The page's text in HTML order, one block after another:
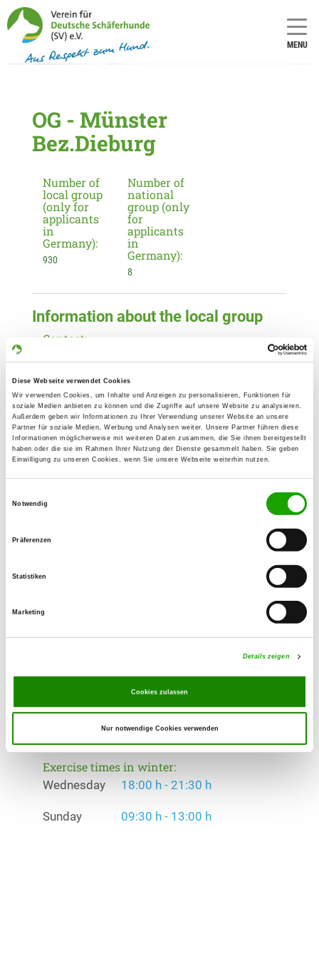
Diese Webseite verwendet Cookies
Wir verwenden Cookies, um Inhalte und Anzeigen zu personalisieren, Funktionen für
soziale Medien anbieten zu können und die Zugriffe auf unsere Website zu analysieren.
Außerdem geben wir Informationen zu Ihrer Verwendung unserer Website an unsere
Partner für soziale Medien, Werbung und Analysen weiter. Unsere Partner führen diese
Informationen möglicherweise mit weiteren Daten zusammen, die Sie ihnen bereitgestellt
haben oder die sie im Rahmen Ihrer Nutzung der Dienste gesammelt haben. Sie geben
Einwilligung zu unseren Cookies, wenn Sie unsere Webseite weiterhin nutzen.
Notwendig
Präferenzen
Statistiken
Marketing
Details zeigen
Cookies zulassen
Nur notwendige Cookies verwenden
MENU
OG - Münster
Bez.Dieburg
Number of
local group
(only for
applicants
in
Germany):
930
Number of
national
group (only
for
applicants
in
Germany):
8
Information about the local group
Contact:
64839 Münster
Training ground:
Münster Breitefeld
64839 Münster
0151 12122874
Offer:
Erziehungskurse, Faehrte, Unterordnung,
Exercise times in summer:
Wednesday 18:00 h - 21:30 h
Exercise times in winter:
Wednesday 18:00 h - 21:30 h
Sunday 09:30 h - 13:00 h